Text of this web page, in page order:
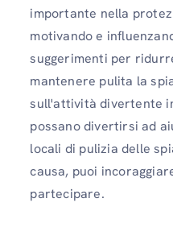
importante nella
motivando e
suggerimenti per
mantenere pulita la
sull'attività divertente
possano divertirsi ad
locali di pulizia delle
causa, puoi
partecipare.